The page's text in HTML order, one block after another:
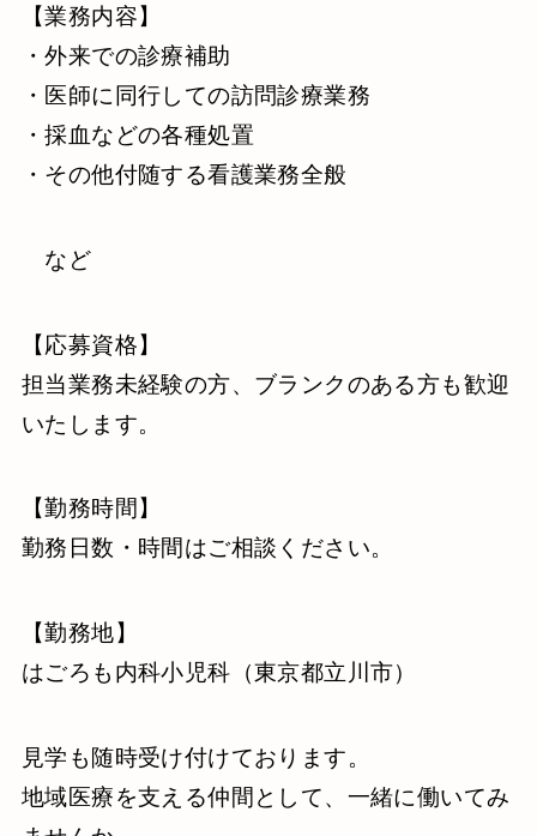
【業務内容】
・外来での診療補助
・医師に同行しての訪問診療業務
・採血などの各種処置
・その他付随する看護業務全般
など
【応募資格】
担当業務未経験の方、ブランクのある方も歓迎
いたします。
【勤務時間】
勤務日数・時間はご相談ください。
【勤務地】
はごろも内科小児科（東京都立川市）
見学も随時受け付けております。
地域医療を支える仲間として、一緒に働いてみ